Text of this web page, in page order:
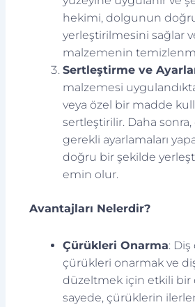
hekimi, dolgunun
yerleştirilmesini sağlar
malzemenin
Sertleştirme ve
malzemesi
veya özel bir madde
sertleştirilir. Daha
gerekli ayarlamaları
doğru bir şekilde
emin olur.
Avantajları Nelerdir?
Çürükleri Onarma: Diş
çürükleri onarmak ve
düzeltmek için etkili bir
sayede, çürüklerin